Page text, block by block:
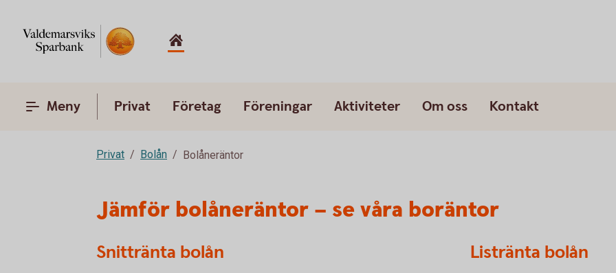
Meny Privat Företag Föreningar Aktiviteter Om oss Kontakt
Privat Bolån Bolåneräntor
Jämför bolåneräntor – se våra boräntor
Snittränta bolån Listränta bolån